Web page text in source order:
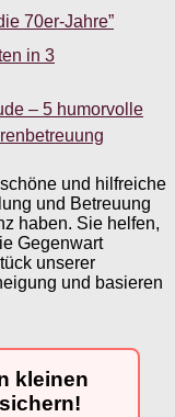
70er-Jahre”
in 3
– 5 humorvolle
und hilfreiche
und Betreuung
haben. Sie helfen,
Gegenwart
unserer
und basieren
kleinen